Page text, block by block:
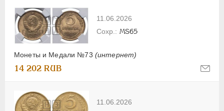
11.06.2026
Монеты и Медали №73 (интернет)
MS65
14 202 RUB
11.06.2026